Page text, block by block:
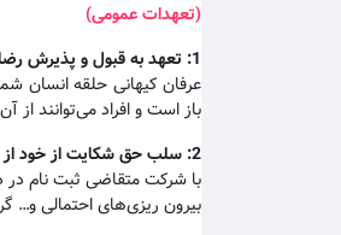
(تعهدات عمومی)
1: تعهد به قبول و پذیرش
عرفان کیهانی حلقه انسان
باز است و افراد می‌توانند
2: سلب حق شکایت از خود از
با شرکت متقاضی ثبت نام در
بیرون ریزی‌های احتمالی و…